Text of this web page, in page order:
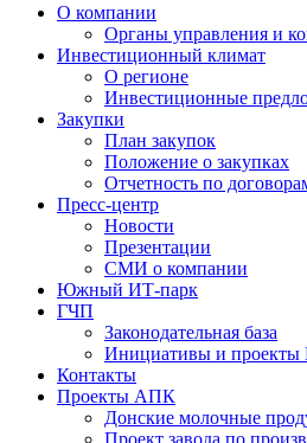
О компании
Органы управления и
Инвестиционный климат
О регионе
Инвестиционные
Закупки
План закупок
Положение о закупках
Отчетность по
Пресс-центр
Новости
Презентации
СМИ о компании
Южный ИТ-парк
ГЧП
Законодательная база
Инициативы и
Контакты
Проекты АПК
Донские молочные
Проект завода по